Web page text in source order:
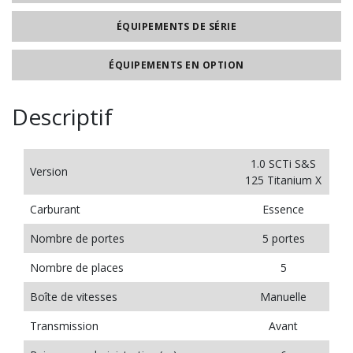
ÉQUIPEMENTS DE SÉRIE
ÉQUIPEMENTS EN OPTION
Descriptif
Version
1.0 SCTi S&S
125 Titanium X
Carburant
Essence
Nombre de portes
5 portes
Nombre de places
5
Boîte de vitesses
Manuelle
Transmission
Avant